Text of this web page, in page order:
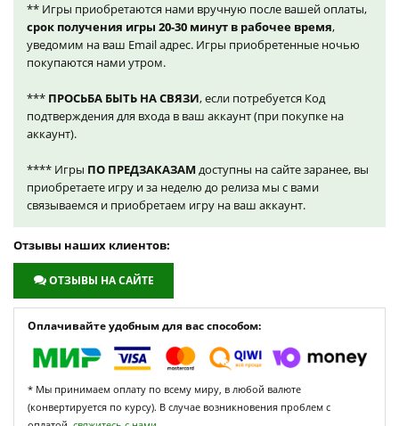
** Игры приобретаются нами вручную после вашей оплаты,
срок получения игры 20-30 минут в рабочее время,
уведомим на ваш Email адрес. Игры приобретенные ночью
покупаются нами утром.
*** ПРОСЬБА БЫТЬ НА СВЯЗИ, если потребуется Код
подтверждения для входа в ваш аккаунт (при покупке на
аккаунт).
**** Игры ПО ПРЕДЗАКАЗАМ доступны на сайте заранее, вы
приобретаете игру и за неделю до релиза мы с вами
связываемся и приобретаем игру на ваш аккаунт.
Отзывы наших клиентов:
ОТЗЫВЫ НА САЙТЕ
Оплачивайте удобным для вас способом:
* Мы принимаем оплату по всему миру, в любой валюте
(конвертируется по курсу). В случае возникновения проблем с